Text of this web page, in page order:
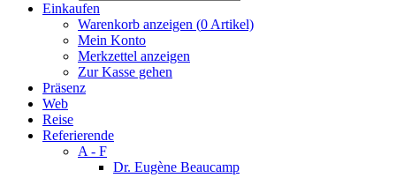
Einkaufen
Warenkorb anzeigen (0 Artikel)
Mein Konto
Merkzettel anzeigen
Zur Kasse gehen
Präsenz
Web
Reise
Referierende
A - F
Dr. Eugène Beaucamp